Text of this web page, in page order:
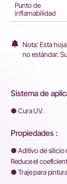
Punto de
inflamabilidad
Nota: Esta
no estándar.
Sistema de
● Cura UV.
Propiedades :
● Aditivo de silicio
Reduce el
● Traje para